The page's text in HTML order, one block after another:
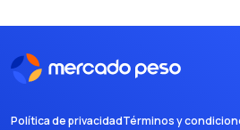
Política de privacidadTérminos y